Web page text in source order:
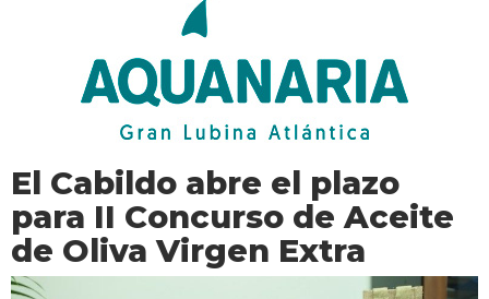
El Cabildo abre el plazo
para II Concurso de Aceite
de Oliva Virgen Extra